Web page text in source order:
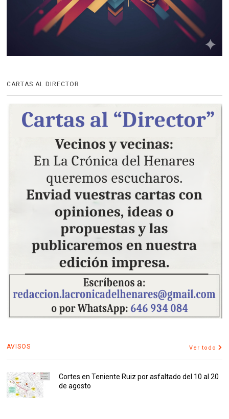
CARTAS AL DIRECTOR
AVISOS Ver todo
Cortes en Teniente Ruiz por asfaltado del 10 al 20
de agosto